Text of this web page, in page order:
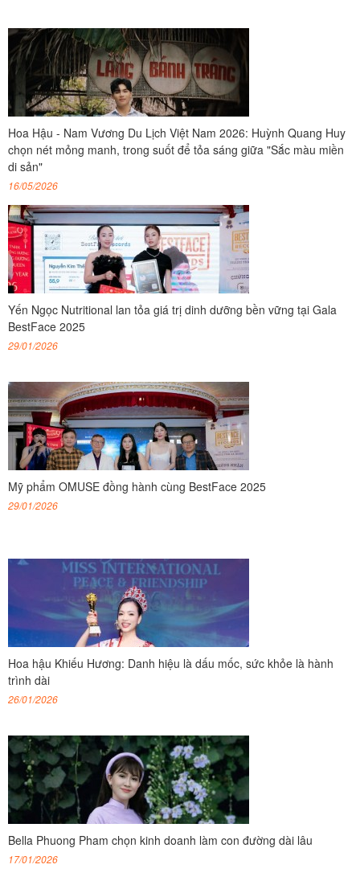
Hoa Hậu - Nam Vương Du Lịch Việt Nam 2026: Huỳnh Quang Huy
chọn nét mỏng manh, trong suốt để tỏa sáng giữa "Sắc màu miền
di sản"
16/05/2026
Yến Ngọc Nutritional lan tỏa giá trị dinh dưỡng bền vững tại Gala
BestFace 2025
29/01/2026
Mỹ phẩm OMUSE đồng hành cùng BestFace 2025
29/01/2026
Hoa hậu Khiếu Hương: Danh hiệu là dấu mốc, sức khỏe là hành
trình dài
26/01/2026
Bella Phuong Pham chọn kinh doanh làm con đường dài lâu
17/01/2026